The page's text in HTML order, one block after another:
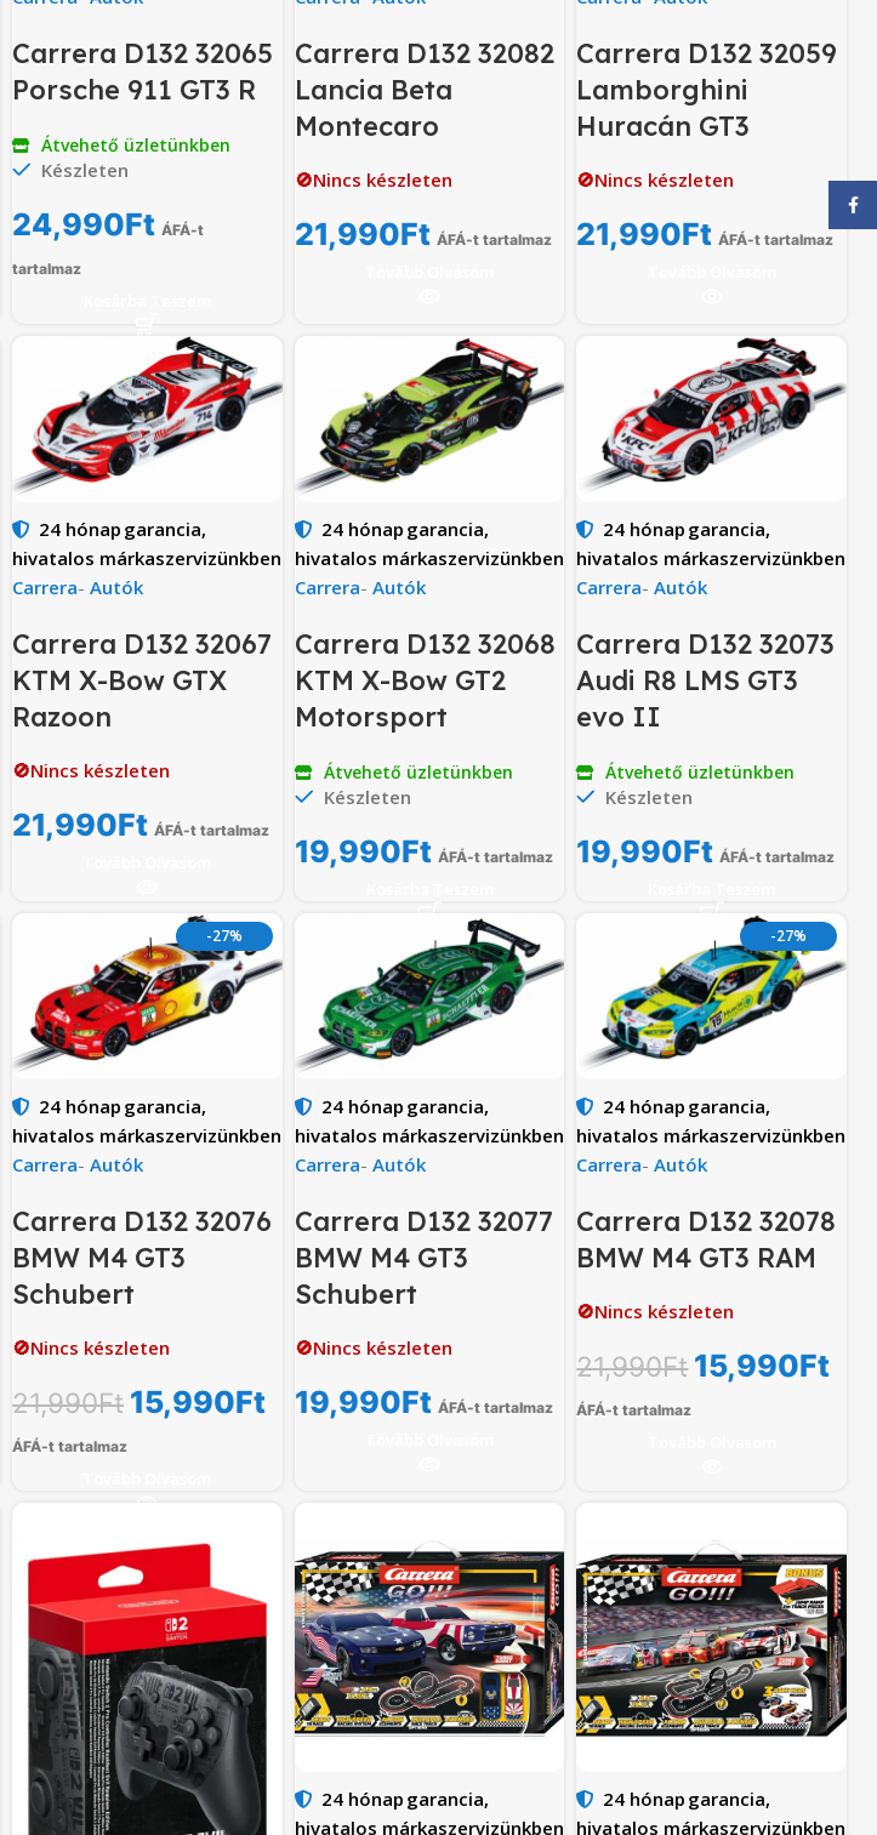
Carrera D132 32065
Porsche 911 GT3 R
Átvehető üzletünkben
Készleten
24,990Ft ÁFÁ-t
tartalmaz
Carrera D132 32082
Lancia Beta
Montecaro
🚫Nincs készleten
21,990Ft ÁFÁ-t tartalmaz
Carrera D132 32059
Lamborghini
Huracán GT3
🚫Nincs készleten
21,990Ft ÁFÁ-t tartalmaz
24 hónap garancia,
hivatalos márkaszervizünkben
Carrera- Autók
Carrera D132 32067
KTM X-Bow GTX
Razoon
🚫Nincs készleten
21,990Ft ÁFÁ-t tartalmaz
24 hónap garancia,
hivatalos márkaszervizünkben
Carrera- Autók
Carrera D132 32068
KTM X-Bow GT2
Motorsport
Átvehető üzletünkben
Készleten
19,990Ft ÁFÁ-t tartalmaz
24 hónap garancia,
hivatalos márkaszervizünkben
Carrera- Autók
Carrera D132 32073
Audi R8 LMS GT3
evo II
Átvehető üzletünkben
Készleten
19,990Ft ÁFÁ-t tartalmaz
-27%
24 hónap garancia,
hivatalos márkaszervizünkben
Carrera- Autók
Carrera D132 32076
BMW M4 GT3
Schubert
🚫Nincs készleten
21,990Ft 15,990Ft
ÁFÁ-t tartalmaz
24 hónap garancia,
hivatalos márkaszervizünkben
Carrera- Autók
Carrera D132 32077
BMW M4 GT3
Schubert
🚫Nincs készleten
19,990Ft ÁFÁ-t tartalmaz
-27%
24 hónap garancia,
hivatalos márkaszervizünkben
Carrera- Autók
Carrera D132 32078
BMW M4 GT3 RAM
🚫Nincs készleten
21,990Ft 15,990Ft
ÁFÁ-t tartalmaz
24 hónap garancia,
hivatalos márkaszervizünkben
24 hónap garancia,
hivatalos márkaszervizünkben